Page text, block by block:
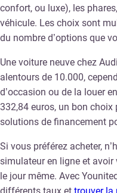
confort, ou luxe), les
véhicule. Les choix sont
du nombre d’options que
Une voiture neuve chez
alentours de 10.000,
d’occasion ou de la louer
332,84 euros, un bon
solutions de financement
Si vous préférez acheter,
simulateur en ligne et
le jour même. Avec